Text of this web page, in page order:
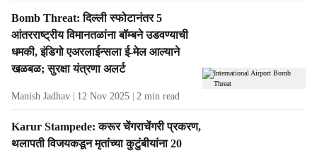
Bomb Threat: दिल्ली स्फोटानंतर 5
आंतरराष्ट्रीय विमानतळांना बॉम्बने उडवण्याची
धमकी, इंडिगो एअरलाईन्सला ई-मेल आल्याने
खळबळ; सुरक्षा यंत्रणा अलर्ट
Manish Jadhav 12 Nov 2025 2 min read
Karur Stampede: करूर चेंगराचेंगरी प्रकरण,
थलापती विजयकडून मृतांच्या कुटुंबीयांना 20